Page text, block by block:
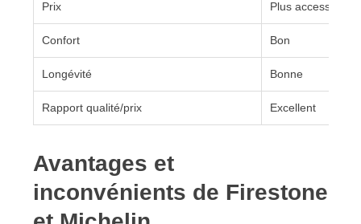
Prix Plus accessible
Confort Bon
Longévité Bonne
Rapport qualité/prix Excellent
Avantages et
inconvénients de Firestone